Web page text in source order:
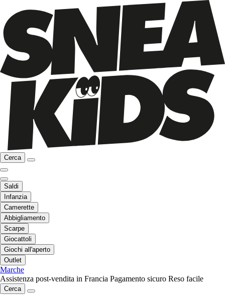
Cerca
Saldi
Infanzia
Camerette
Abbigliamento
Scarpe
Giocattoli
Giochi all'aperto
Outlet
Marche
Assistenza post-vendita in Francia Pagamento sicuro Reso facile
Cerca